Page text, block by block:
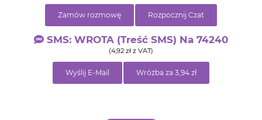
Zamów rozmowę Rozpocznij Czat
SMS: WROTA (treść SMS) Na 74240
(4,92 zł z VAT)
Wyślij E-Mail Wróżba za 3,94 zł